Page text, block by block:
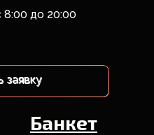
до 20:00
заявку
заявку
Банкет